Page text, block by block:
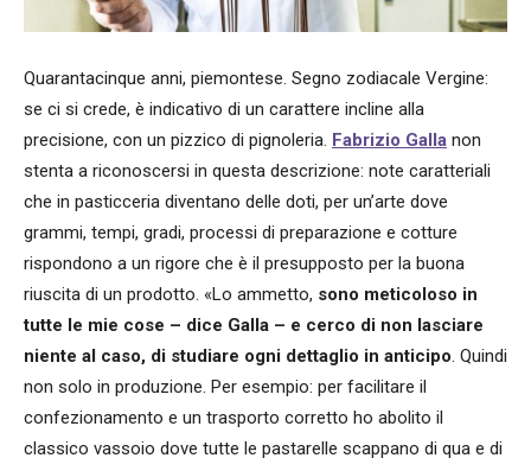
Quarantacinque anni, piemontese. Segno zodiacale Vergine:
se ci si crede, è indicativo di un carattere incline alla
precisione, con un pizzico di pignoleria. Fabrizio Galla non
stenta a riconoscersi in questa descrizione: note caratteriali
che in pasticceria diventano delle doti, per un’arte dove
grammi, tempi, gradi, processi di preparazione e cotture
rispondono a un rigore che è il presupposto per la buona
riuscita di un prodotto. «Lo ammetto, sono meticoloso in
tutte le mie cose – dice Galla – e cerco di non lasciare
niente al caso, di studiare ogni dettaglio in anticipo. Quindi
non solo in produzione. Per esempio: per facilitare il
confezionamento e un trasporto corretto ho abolito il
classico vassoio dove tutte le pastarelle scappano di qua e di